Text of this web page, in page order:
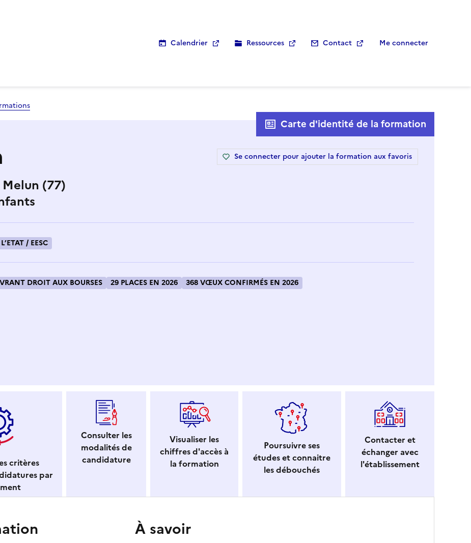
Calendrier Ressources Contact Me connecter
Melun (77)
Carte d'identité de la formation
Se connecter pour ajouter la formation aux favoris
/ EESC
DROIT AUX BOURSES 29 PLACES EN 2026 368 VŒUX CONFIRMÉS EN 2026
critères
par
Consulter les
modalités de
candidature
Visualiser les
chiffres d'accès à
la formation
Poursuivre ses
études et connaitre
les débouchés
Contacter et
échanger avec
l'établissement
À savoir